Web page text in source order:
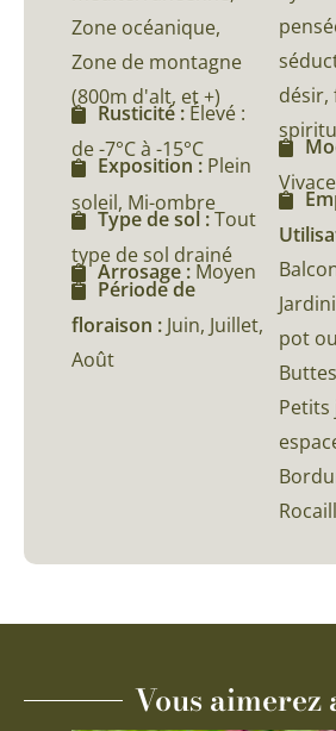
Zone océanique,
Zone de montagne
(800m d'alt, et +)
Rusticité : Élevé :
de -7°C à -15°C
Exposition : Plein
soleil, Mi-ombre
Type de sol :Tout
type de sol drainé
Arrosage : Moyen
Période de
floraison : Juin, Juillet,
Août
désir,
Vivace
pot
Vous aimerez